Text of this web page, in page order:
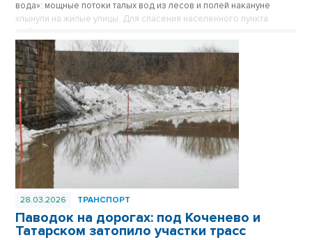
вода»: мощные потоки талых вод из лесов и полей накануне
хлынули на жилые улицы. Для спасения населенного пункта
мобилизованы силы всего муниципального округа,
задействована спецтехника и десятки мощных помп.
28.03.2026 ТРАНСПОРТ
Паводок на дорогах: под Коченево и
Татарском затопило участки трасс